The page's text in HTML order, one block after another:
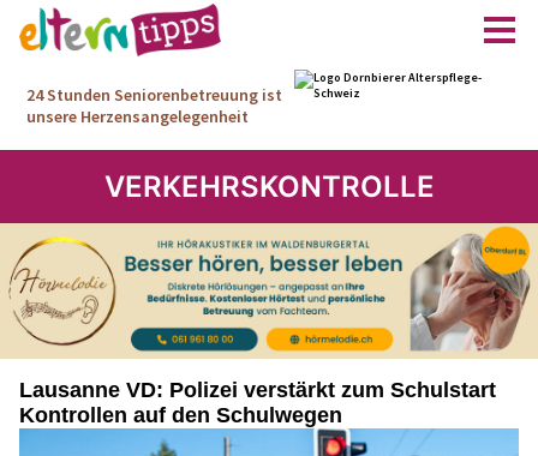
VERKEHRSKONTROLLE
Lausanne VD: Polizei verstärkt zum Schulstart
Kontrollen auf den Schulwegen